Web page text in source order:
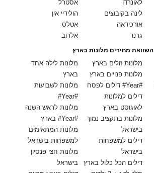
אסטרל
הולידיי אין
אטלס
אלרוב
לאונרדו
לינה בקיבוצים
אורכידאה
גרנד
השוואת מחירים מלונות בארץ
מלונות לילה אחד
בארץ
מלונות לשבועות
#Year#
מלונות לראש השנה
בארץ #Year#
מלונות המתאימים
למשפחות בישראל
מלונות חצי פנסיון
בישראל
מלונות זולים בארץ
מלונות פנויים בארץ
דילים לפסח #Year#
דילים למלונות
לאוגוסט בארץ
מלונות בתקציב נמוך
בישראל
דילים למשפחות
בישראל
דילים הכל כלול בארץ